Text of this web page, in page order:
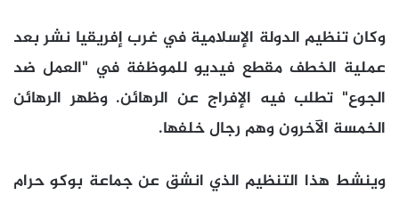
وكان تنظيم الدولة الإسلامية في غرب إفريقيا نشر بعد
عملية الخطف مقطع فيديو للموظفة في "العمل ضد
الجوع" تطلب فيه الإفراج عن الرهائن. وظهر الرهائن
الخمسة الآخرون وهم رجال خلفها.
وينشط هذا التنظيم الذي انشق عن جماعة بوكو حرام